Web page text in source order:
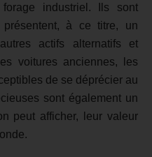
industriel. Ils sont
à ce titre, un
actifs alternatifs et
voitures anciennes, les
de se déprécier au
sont également un
peut afficher, leur valeur